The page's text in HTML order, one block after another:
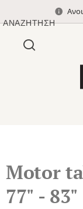
ΑΝΑΖΉΤΗΣΗ
Motor
77" - 83"